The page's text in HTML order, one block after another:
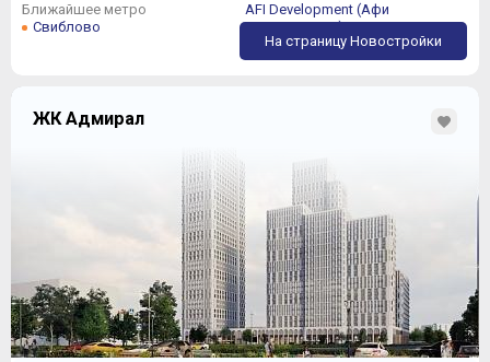
Ближайшее метро
Свиблово
AFI Development (Афи
Девелопмент)
На страницу Новостройки
ЖК Адмирал